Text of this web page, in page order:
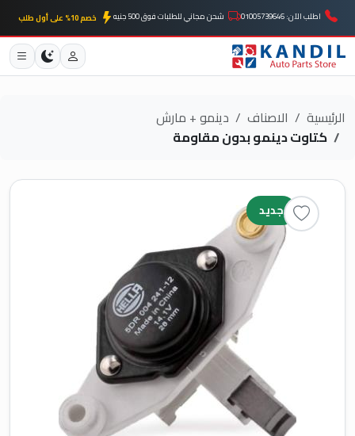
اطلب الآن: 01005739646 شحن مجاني للطلبات فوق 500 جنيه خصم 10% على أول طلب
الرئيسية الاصناف
دينمو + مارش
كتاوت دينمو بدون مقاومة
جديد